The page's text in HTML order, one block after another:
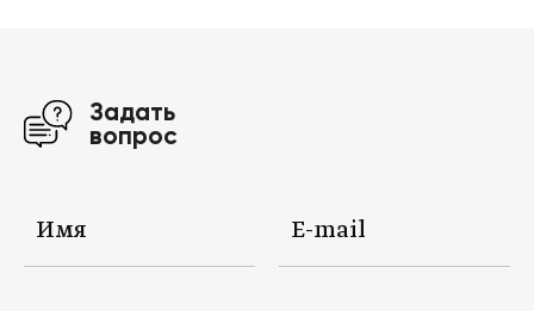
Задать
вопрос